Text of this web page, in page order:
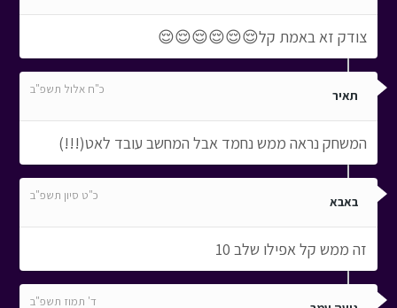
צודק זא באמת קל😌😌😌😌😌😌
תאיר כ"ח אלול תשפ"ב
המשחק נראה ממש נחמד אבל המחשב עובד לאט(!!!)
באבא כ"ט סיון תשפ"ב
זה ממש קל אפילו שלב 10
ד' תמוז תשפ"ב